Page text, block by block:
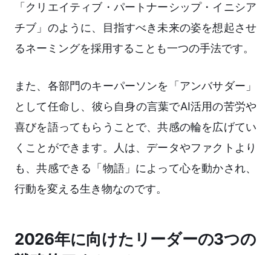
「クリエイティブ・パートナーシップ・イニシア
チブ」のように、目指すべき未来の姿を想起させ
るネーミングを採用することも一つの手法です。
また、各部門のキーパーソンを「アンバサダー」
として任命し、彼ら自身の言葉でAI活用の苦労や
喜びを語ってもらうことで、共感の輪を広げてい
くことができます。人は、データやファクトより
も、共感できる「物語」によって心を動かされ、
行動を変える生き物なのです。
2026年に向けたリーダーの3つの